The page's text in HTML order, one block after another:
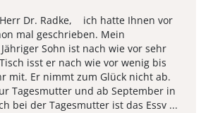
Dr. Radke, ich hatte Ihnen vor
mal geschrieben. Mein
Sohn ist nach wie vor sehr
isst er nach wie vor wenig bis
mit. Er nimmt zum Glück nicht ab.
Tagesmutter und ab September in
bei der Tagesmutter ist das Essv ...